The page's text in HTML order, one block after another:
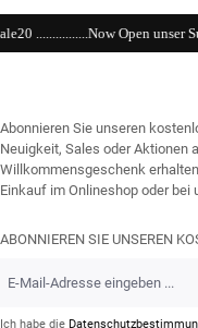
unser Super---
Abonnieren Sie unseren
Neuigkeit, Sales oder Aktionen
Willkommensgeschenk
Einkauf im Onlineshop oder bei
ABONNIEREN SIE UNSEREN
Mail-
*Ich habe die